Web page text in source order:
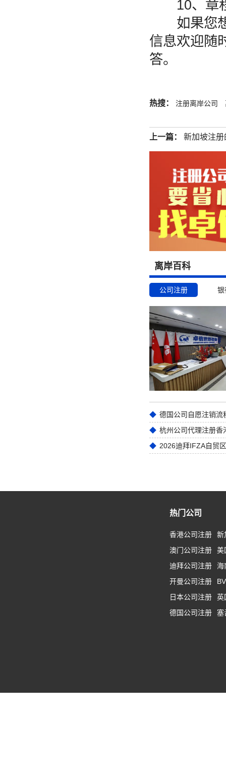
10、章
如果您想
信息欢迎随
答。
热搜： 注册离岸公司
上一篇： 新加坡注
离岸百科
公司注册 银
德国公司自愿注销流
2026迪拜IFZA自贸
热门公司
香港公司注册
新
澳门公司注册
美
迪拜公司注册
海
开曼公司注册
日本公司注册
英
德国公司注册
塞